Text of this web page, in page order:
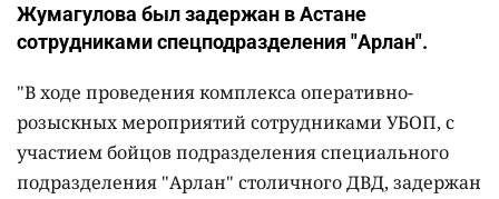
Жумагулова был задержан в Астане
сотрудниками спецподразделения "Арлан".
"В ходе проведения комплекса оперативно-
розыскных мероприятий сотрудниками УБОП, с
участием бойцов подразделения специального
подразделения "Арлан" столичного ДВД, задержан